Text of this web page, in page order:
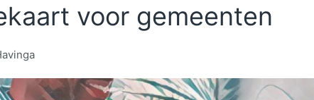
voor gemeenten